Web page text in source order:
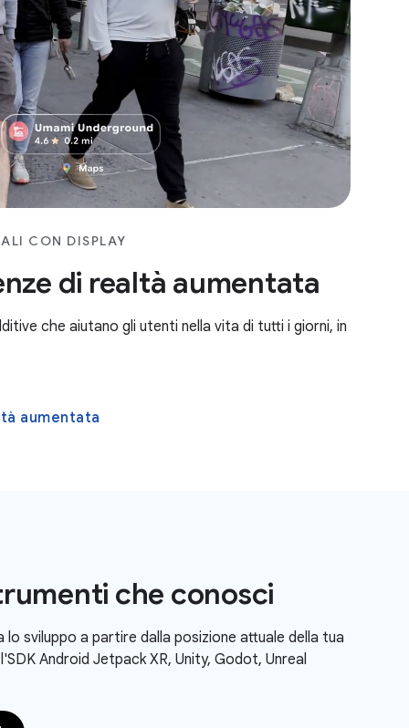
CON DISPLAY
di realtà aumentata
che aiutano gli utenti nella vita di tutti i giorni, in
aumentata
che conosci
lo sviluppo a partire dalla posizione attuale della tua
Android Jetpack XR, Unity, Godot, Unreal